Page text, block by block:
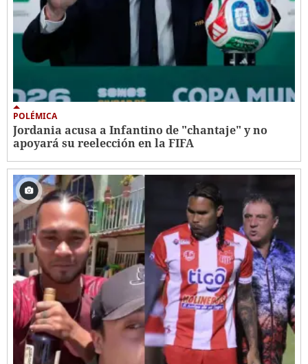
POLÉMICA
Jordania acusa a Infantino de "chantaje" y no
apoyará su reelección en la FIFA